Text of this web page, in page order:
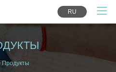
RU
Продукты